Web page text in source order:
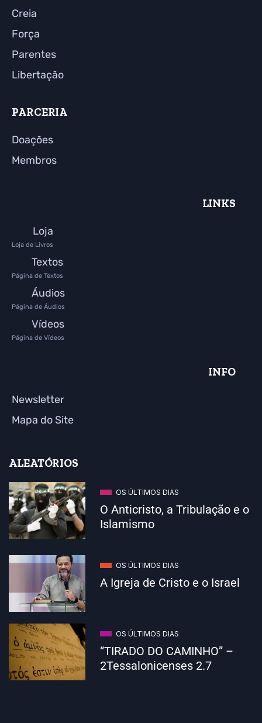
Creia
Força
Parentes
Libertação
PARCERIA
Doações
Membros
LINKS
Loja
Loja de Livros
Textos
Página de Textos
Áudios
Página de Áudios
Vídeos
Página de Vídeos
INFO
Newsletter
Mapa do Site
ALEATÓRIOS
OS ÚLTIMOS DIAS
O Anticristo, a Tribulação e o
Islamismo
OS ÚLTIMOS DIAS
A Igreja de Cristo e o Israel
OS ÚLTIMOS DIAS
“TIRADO DO CAMINHO” –
2Tessalonicenses 2.7